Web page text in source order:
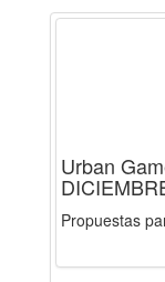
Urban
Propuestas